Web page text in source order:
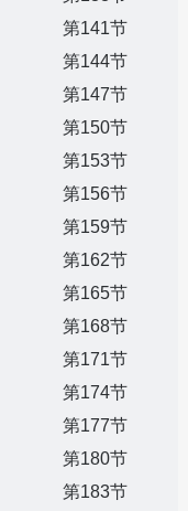
第141节
第144节
第147节
第150节
第153节
第156节
第159节
第162节
第165节
第168节
第171节
第174节
第177节
第180节
第183节